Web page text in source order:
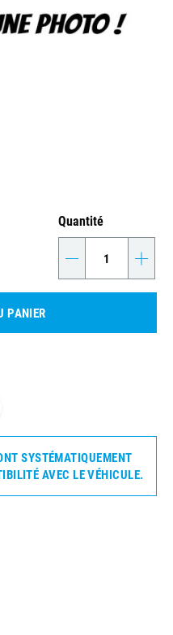
Quantité
- +
PANIER
SYSTÉMATIQUEMENT
AVEC LE VÉHICULE.